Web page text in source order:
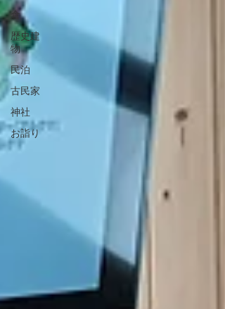
倉
歴史建
物
民泊
古民家
神社
お詣り